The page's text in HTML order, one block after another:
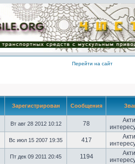
Перейти на сайт
Зарегистрирован Сообщения
Вт авг 28 2012 10:12 78
Вс июл 15 2007 19:35 417
Пт дек 09 2011 20:45 1194